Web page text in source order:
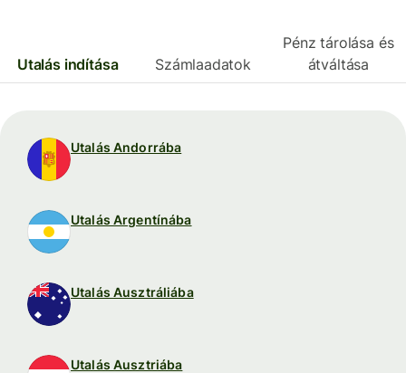
Utalás indítása Számlaadatok
Pénz tárolása és
átváltása
Utalás Andorrába
Utalás Argentínába
Utalás Ausztráliába
Utalás Ausztriába